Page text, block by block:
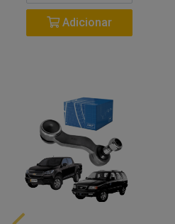
Adicionar